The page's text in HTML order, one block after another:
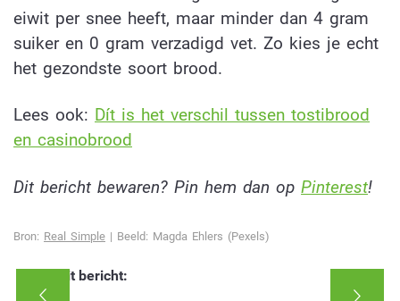
eiwit per snee heeft, maar minder dan 4 gram
suiker en 0 gram verzadigd vet. Zo kies je echt
het gezondste soort brood.
Lees ook: Dít is het verschil tussen tostibrood
en casinobrood
Dit bericht bewaren? Pin hem dan op Pinterest!
Bron: Real Simple | Beeld: Magda Ehlers (Pexels)
Deel dit bericht: